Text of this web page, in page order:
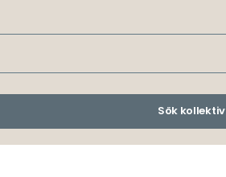
Sök